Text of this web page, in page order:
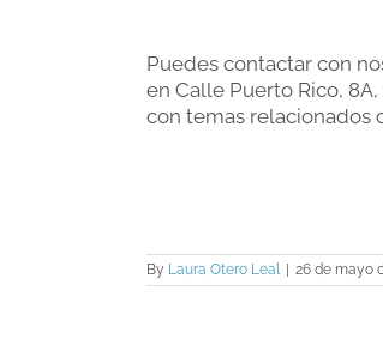
Puedes contactar con
en Calle Puerto Rico,
con temas relacionados
By Laura Otero Leal 26 de mayo